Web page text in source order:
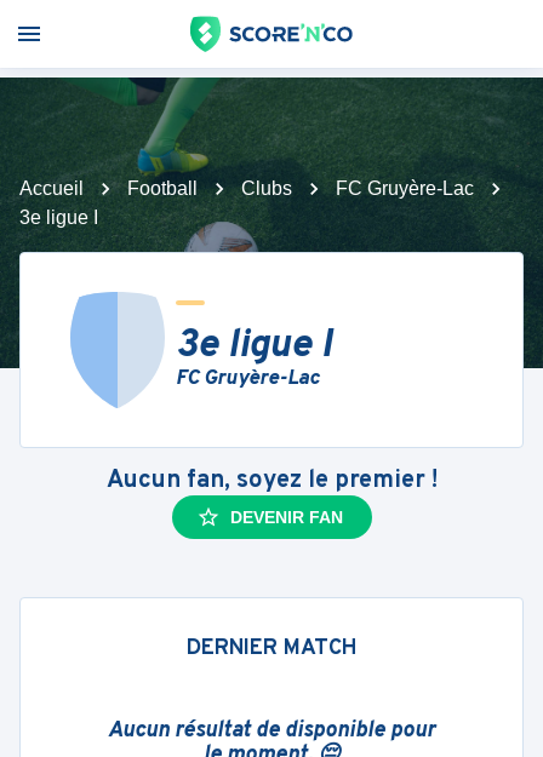
Accueil Football Clubs
FC Gruyère-Lac
3e ligue I
3e ligue I
FC Gruyère-Lac
Aucun fan, soyez le premier !
DEVENIR FAN
DERNIER MATCH
Aucun résultat de disponible pour